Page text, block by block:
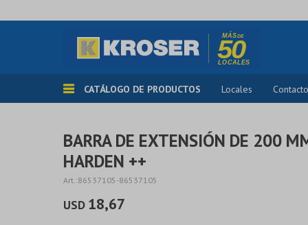
CATÁLOGO DE PRODUCTOS Locales Contacto
BARRA DE EXTENSIÓN DE 200
HARDEN ++
86537105-86537105
USD 18,67